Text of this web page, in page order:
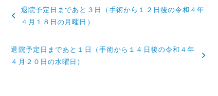
稿
ビ
退院予定日まであと３日（手術から１２日後の令和４年
４月１８日の月曜日）
退院予定日まであと１日（手術から１４日後の令和４年
４月２０日の水曜日）